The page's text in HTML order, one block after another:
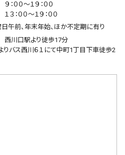
：００～１９：００
：００～１９：００
午前、年末年始、ほか不定期に有り
川口駅より徒歩17分
りバス西川６１にて中町1丁目下車徒歩2